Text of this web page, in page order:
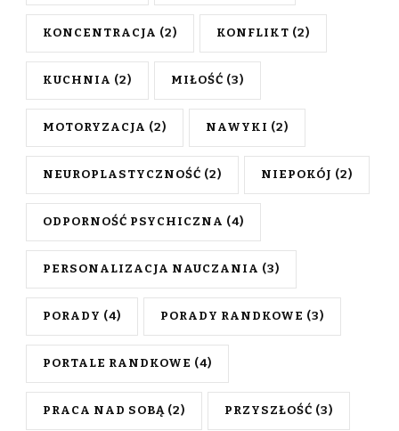
KONCENTRACJA (2) KONFLIKT (2)
KUCHNIA (2) MIŁOŚĆ (3)
MOTORYZACJA (2) NAWYKI (2)
NEUROPLASTYCZNOŚĆ (2) NIEPOKÓJ (2)
ODPORNOŚĆ PSYCHICZNA (4)
PERSONALIZACJA NAUCZANIA (3)
PORADY (4) PORADY RANDKOWE (3)
PORTALE RANDKOWE (4)
PRACA NAD SOBĄ (2) PRZYSZŁOŚĆ (3)